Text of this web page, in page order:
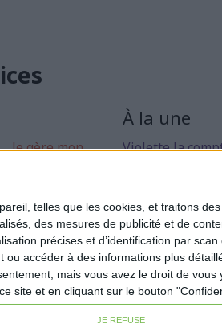
telles que les cookies, et traitons
des mesures de publicité et de
précises et d’identification par
accéder à des informations plus
mais vous avez le droit de
site et en cliquant sur le bouton
JE REFUSE
Je gère mon
À la une
Violette la
Loueur en
Côté Retraite
Location de
Examen de